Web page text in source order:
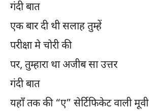
गंदी बात
एक बार दी थी सलाह तुम्हें
परीक्षा मे चोरी की
पर, तुम्हारा था अजीब सा उत्तर
गंदी बात
यहाँ तक की “ए” सेर्टिफिकेट वाली मूवी